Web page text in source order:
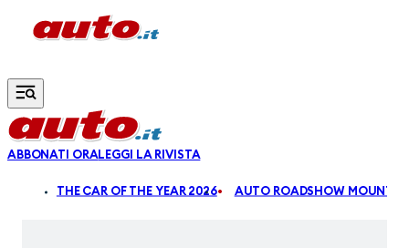
Vai al contenuto principale
ABBONATI ORALEGGI LA RIVISTA
THE CAR OF THE YEAR 2026 AUTO ROADSHOW